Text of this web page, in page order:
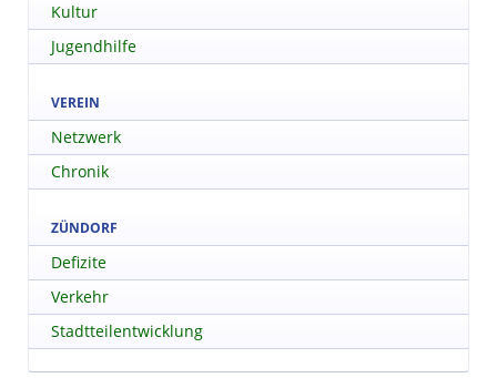
Kultur
Jugendhilfe
VEREIN
Netzwerk
Chronik
ZÜNDORF
Defizite
Verkehr
Stadtteilentwicklung